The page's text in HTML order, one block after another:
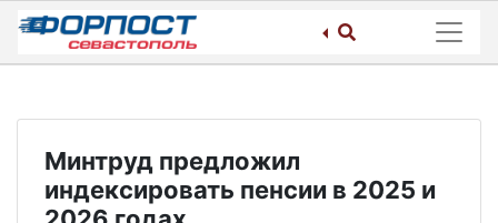
Skip
content
Минтруд предложил
индексировать пенсии в 2025 и